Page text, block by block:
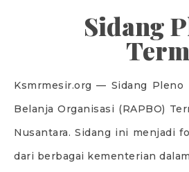
Sidang
Ksmrmesir.org — Sidang Pleno
Belanja Organisasi (RAPBO)
Nusantara. Sidang ini menjadi
dari berbagai kementerian